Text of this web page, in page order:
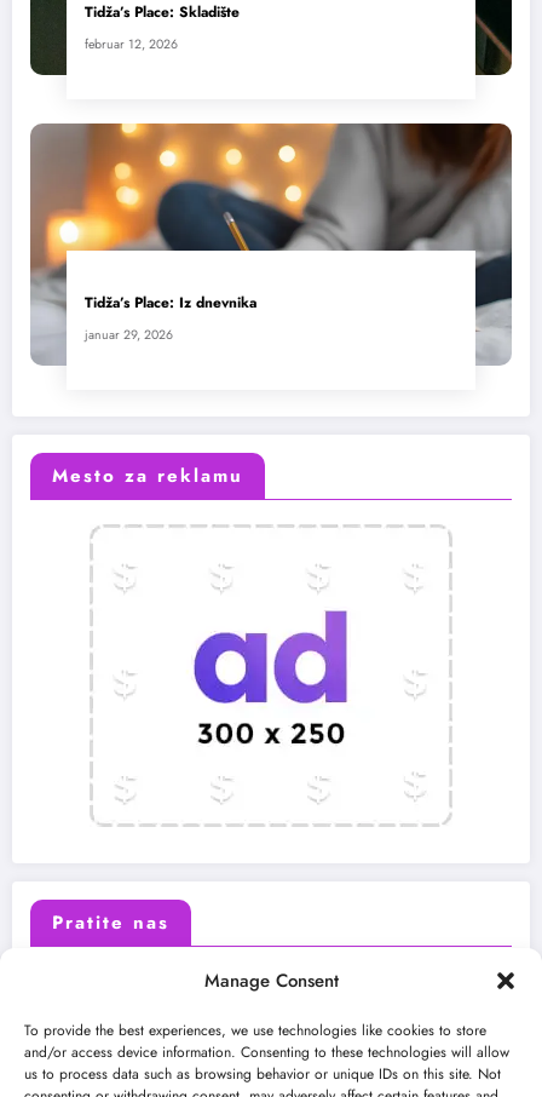
Manage Consent
To provide the best experiences, we use technologies like cookies to store
and/or access device information. Consenting to these technologies will allow
us to process data such as browsing behavior or unique IDs on this site. Not
Tidža’s Place: Skladište
februar 12, 2026
Tidža’s Place: Iz dnevnika
januar 29, 2026
Mesto za reklamu
Pratite nas
Instagram Youtube